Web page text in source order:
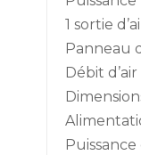
1 sortie
Panneau
Débit